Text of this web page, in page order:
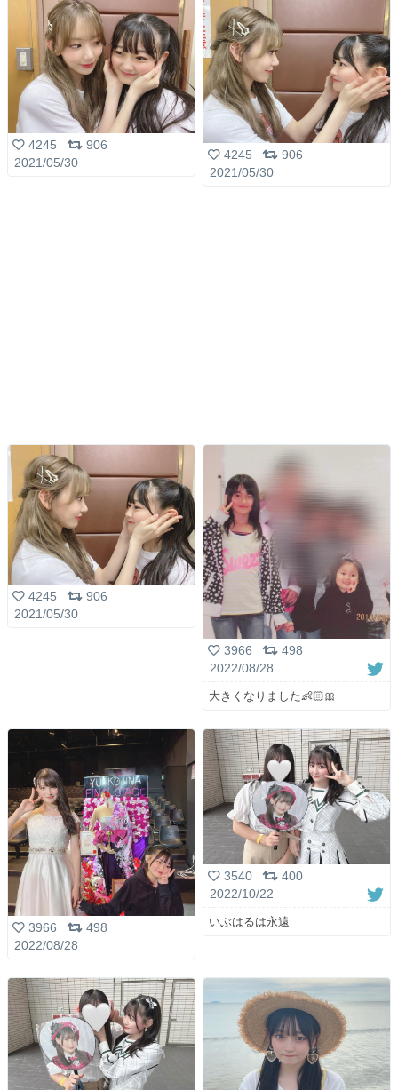
4245
906
2021/05/30
4245
906
2021/05/30
4245
906
2021/05/30
3966
498
2022/08/28
大きくなりました👶🏻🎀
3966
498
2022/08/28
3540
400
2022/10/22
いぶはるは永遠